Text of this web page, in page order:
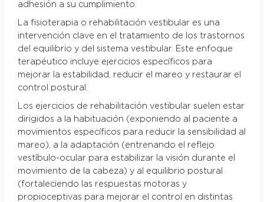
adhesión a su cumplimiento.
La fisioterapia o rehabilitación vestibular es una
intervención clave en el tratamiento de los trastornos
del equilibrio y del sistema vestibular. Este enfoque
terapéutico incluye ejercicios específicos para
mejorar la estabilidad, reducir el mareo y restaurar el
control postural.
Los ejercicios de rehabilitación vestibular suelen estar
dirigidos a la habituación (exponiendo al paciente a
movimientos específicos para reducir la sensibilidad al
mareo), a la adaptación (entrenando el reflejo
vestíbulo-ocular para estabilizar la visión durante el
movimiento de la cabeza) y al equilibrio postural
(fortaleciendo las respuestas motoras y
propioceptivas para mejorar el control en distintas